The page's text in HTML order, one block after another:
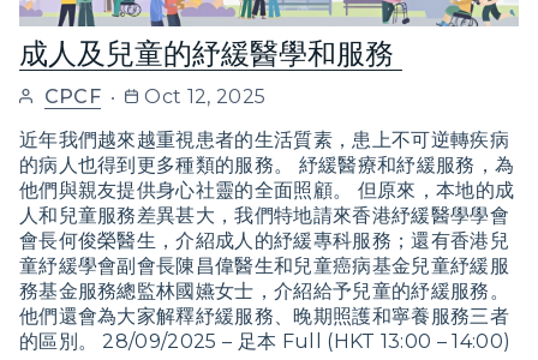
成人及兒童的紓緩醫學和服務
CPCF
Oct 12, 2025
近年我們越來越重視患者的生活質素，患上不可逆轉疾病
的病人也得到更多種類的服務。 紓緩醫療和紓緩服務，為
他們與親友提供身心社靈的全面照顧。 但原來，本地的成
人和兒童服務差異甚大，我們特地請來香港紓緩醫學學會
會長何俊榮醫生，介紹成人的紓緩專科服務；還有香港兒
童紓緩學會副會長陳昌偉醫生和兒童癌病基金兒童紓緩服
務基金服務總監林國嬿女士，介紹給予兒童的紓緩服務。
他們還會為大家解釋紓緩服務、晚期照護和寧養服務三者
的區別。 28/09/2025 – 足本 Full (HKT 13:00 – 14:00)